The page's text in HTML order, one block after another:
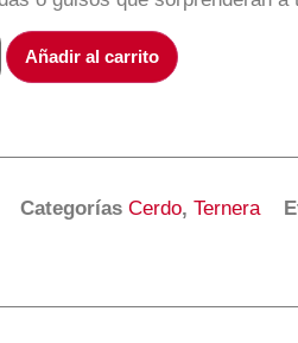
Añadir al carrito
Categorías Cerdo, Ternera